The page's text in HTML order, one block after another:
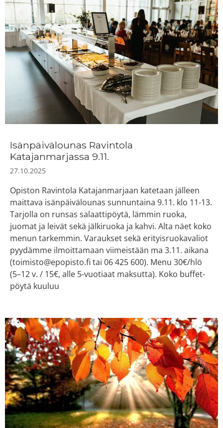
Isänpäivälounas Ravintola
Katajanmarjassa 9.11.
27.10.2025
Opiston Ravintola Katajanmarjaan katetaan jälleen
maittava isänpäivälounas sunnuntaina 9.11. klo 11-13.
Tarjolla on runsas salaattipöytä, lämmin ruoka,
juomat ja leivät sekä jälkiruoka ja kahvi. Alta näet koko
menun tarkemmin. Varaukset sekä erityisruokavaliot
pyydämme ilmoittamaan viimeistään ma 3.11. aikana
(toimisto@epopisto.fi tai 06 425 600). Menu 30€/hlö
(5–12 v. / 15€, alle 5-vuotiaat maksutta). Koko buffet-
pöytä kuuluu